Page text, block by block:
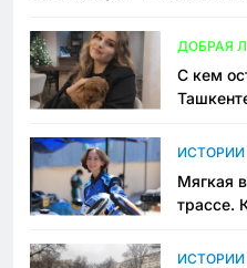
ДОБРАЯ
С кем
ИСТОРИИ
Мягкая
трассе.
ИСТОРИИ